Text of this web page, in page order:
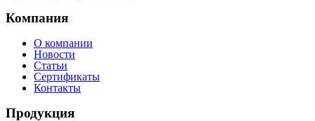
Компания
О компании
Новости
Статьи
Сертификаты
Контакты
Продукция